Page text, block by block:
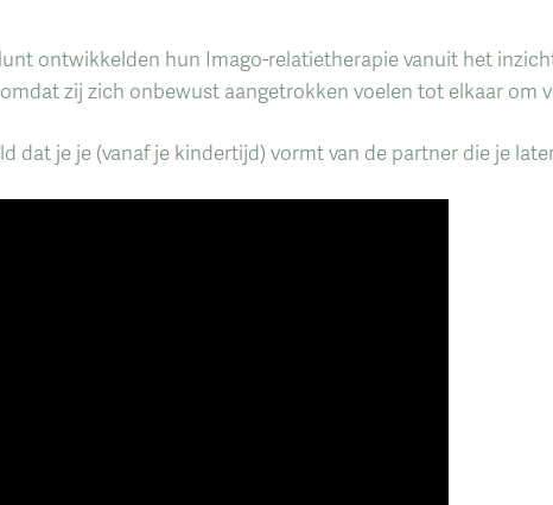
ontwikkelden hun Imago-relatietherapie vanuit het
zij zich onbewust aangetrokken voelen tot elkaar
dat je je (vanaf je kindertijd) vormt van de partner die je